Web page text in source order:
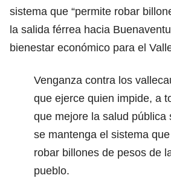
sistema que “permite robar
la salida férrea hacia
bienestar económico para el
Venganza contra los
que ejerce quien impide, a
que mejore la salud pública
se mantenga el sistema
robar billones de pesos de
pueblo.